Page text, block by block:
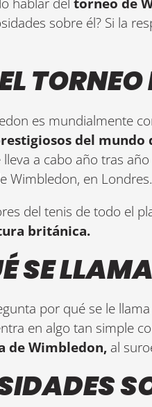
sobre él? Si la
es mundialmente
del mundo
a cabo año tras
Wimbledon, en
del tenis de todo el
británica.
SE
por qué se le
en algo tan simple
de Wimbledon, al